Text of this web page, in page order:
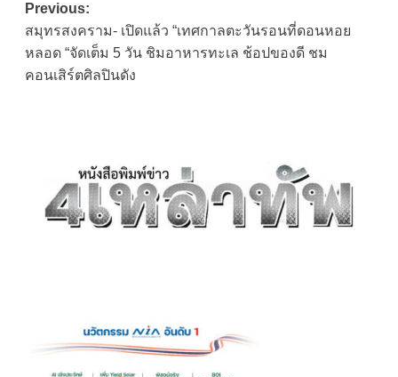
Post
navigation
Previous:
สมุทรสงคราม- เปิดแล้ว “เทศกาลตะวันรอนที่ดอนหอย
หลอด “จัดเต็ม 5 วัน ชิมอาหารทะเล ช้อปของดี ชม
คอนเสิร์ตศิลปินดัง